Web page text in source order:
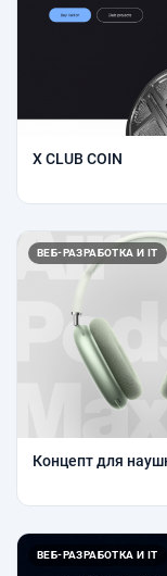
X CLUB COIN
ВЕБ-РАЗРАБОТКА И IT
Концепт для
ВЕБ-РАЗРАБОТКА И IT